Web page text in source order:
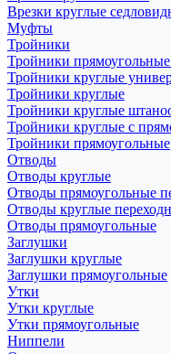
Врезки круглые
Муфты
Тройники
Тройники прямоугольные
Тройники круглые
Тройники круглые
Тройники круглые
Тройники круглые с
Тройники прямоугольные
Отводы
Отводы круглые
Отводы прямоугольные
Отводы круглые
Отводы прямоугольные
Заглушки
Заглушки круглые
Заглушки прямоугольные
Утки
Утки круглые
Утки прямоугольные
Ниппели